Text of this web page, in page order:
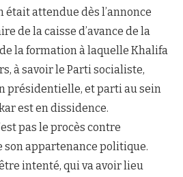
attendue dès l’annonce
de la caisse d’avance de la
la formation à laquelle Khalifa
à savoir le Parti socialiste,
présidentielle, et parti au sein
est en dissidence.
pas le procès contre
son appartenance politique.
intenté, qui va avoir lieu